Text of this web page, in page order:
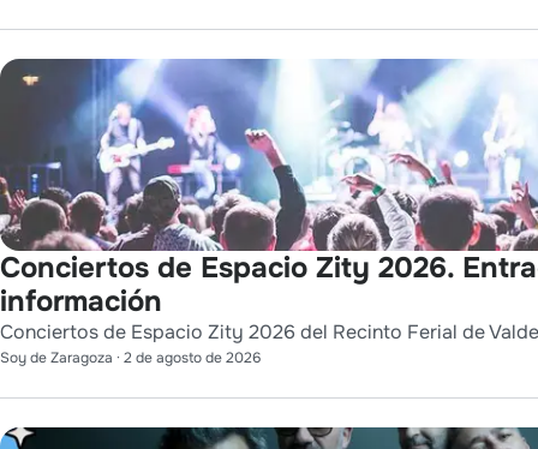
Conciertos de Espacio Zity 2026.
información
Conciertos de Espacio Zity 2026 del Recinto Ferial de
Soy de Zaragoza · 2 de agosto de 2026